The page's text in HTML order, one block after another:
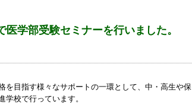
学部受験セミナーを行いました。
を目指す様々なサポートの一環として、中・高生や保
校で行っています。